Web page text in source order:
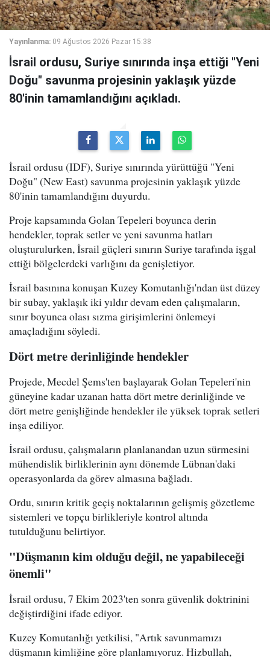
Yayınlanma: 09 Ağustos 2026 Pazar 15:38
İsrail ordusu, Suriye sınırında inşa ettiği "Yeni
Doğu" savunma projesinin yaklaşık yüzde
80'inin tamamlandığını açıkladı.
İsrail ordusu (IDF), Suriye sınırında yürüttüğü "Yeni
Doğu" (New East) savunma projesinin yaklaşık yüzde
80'inin tamamlandığını duyurdu.
Proje kapsamında Golan Tepeleri boyunca derin
hendekler, toprak setler ve yeni savunma hatları
oluşturulurken, İsrail güçleri sınırın Suriye tarafında işgal
ettiği bölgelerdeki varlığını da genişletiyor.
İsrail basınına konuşan Kuzey Komutanlığı'ndan üst düzey
bir subay, yaklaşık iki yıldır devam eden çalışmaların,
sınır boyunca olası sızma girişimlerini önlemeyi
amaçladığını söyledi.
Dört metre derinliğinde hendekler
Projede, Mecdel Şems'ten başlayarak Golan Tepeleri'nin
güneyine kadar uzanan hatta dört metre derinliğinde ve
dört metre genişliğinde hendekler ile yüksek toprak setleri
inşa ediliyor.
İsrail ordusu, çalışmaların planlanandan uzun sürmesini
mühendislik birliklerinin aynı dönemde Lübnan'daki
operasyonlarda da görev almasına bağladı.
Ordu, sınırın kritik geçiş noktalarının gelişmiş gözetleme
sistemleri ve topçu birlikleriyle kontrol altında
tutulduğunu belirtiyor.
"Düşmanın kim olduğu değil, ne yapabileceği
önemli"
İsrail ordusu, 7 Ekim 2023'ten sonra güvenlik doktrinini
değiştirdiğini ifade ediyor.
Kuzey Komutanlığı yetkilisi, "Artık savunmamızı
düşmanın kimliğine göre planlamıyoruz. Hizbullah,